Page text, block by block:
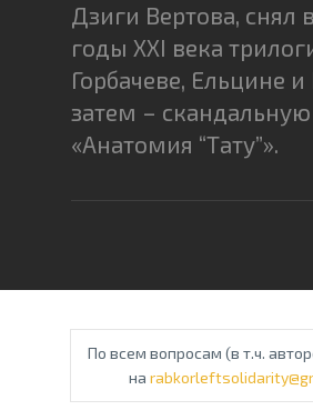
Дзиги Вертова, снял
годы XXI века
Горбачеве, Ельцине и
затем –
«Анатомия “Тату”».
По всем вопросам (в т.ч.
на